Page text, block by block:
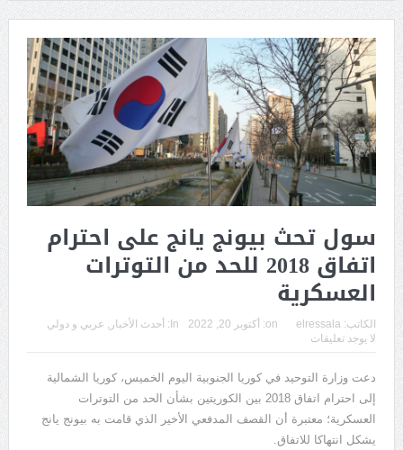
سول تحث بيونج يانج على احترام
اتفاق 2018 للحد من التوترات
العسكرية
الكاتب: elressala
on: أكتوبر 20, 2022 In: أحدث الأخبار
عربي و دولي
لا يوجد تعليقات
دعت وزارة التوحيد في كوريا الجنوبية اليوم الخميس، كوريا الشمالية
إلى احترام اتفاق 2018 بين الكوريتين بشأن الحد من التوترات
العسكرية؛ معتبرة أن القصف المدفعي الأخير الذي قامت به بيونج يانج
يشكل انتهاكا للاتفاق.